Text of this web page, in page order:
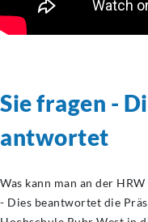
Sie fragen -
antwortet
Was kann man an der
- Dies beantwortet die